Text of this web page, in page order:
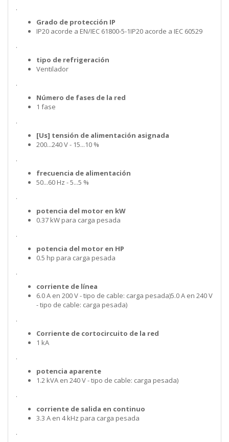
.
Grado de protección IP
IP20 acorde a EN/IEC 61800-5-1IP20 acorde a IEC 60529
.
tipo de refrigeración
Ventilador
.
Número de fases de la red
1 fase
.
[Us] tensión de alimentación asignada
200...240 V - 15...10 %
.
frecuencia de alimentación
50...60 Hz - 5...5 %
.
potencia del motor en kW
0.37 kW para carga pesada
.
potencia del motor en HP
0.5 hp para carga pesada
.
corriente de línea
6.0 A en 200 V - tipo de cable: carga pesada)5.0 A en 240 V
- tipo de cable: carga pesada)
.
Corriente de cortocircuito de la red
1 kA
.
potencia aparente
1.2 kVA en 240 V - tipo de cable: carga pesada)
.
corriente de salida en continuo
3.3 A en 4 kHz para carga pesada
.